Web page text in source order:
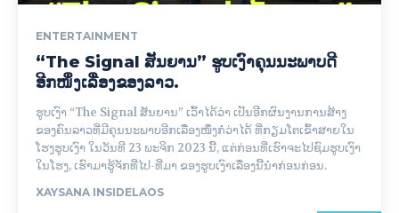
ENTERTAINMENT
“The Signal ສັນຍານ” ຮູບເງົາຄຸນນະພາບດີ
ອີກໜຶ່ງເລື່ອງຂອງລາວ.
ຮູບເງົາ “The Signal ສັນຍານ” ເວົ້າໄດ້ວ່າ ເປັນອີກຜົນງານການສ້າງ
ຂອງຄົນລາວທີ່ມີຄຸນນະພາບອີກເລື່ອງໜຶ່ງກໍວ່າໄດ້ ທີ່ກຽມໂຕເຂົ້າສາຍໃນ
ໂຮງຮູບເງົາ ໃນວັນທີ 23 ພະຈິກ 2023 ນີ້, ແຕ່ກ່ອນທີ່ເຮົາຈະໄປຊົມຮູບເງົາ
ໃນໂຮງ, ເຮົາມາຮູ້ຈັກທີ່ໄປ-ທີ່ມາ ຂອງຮູບເງົາເລື່ອງນີ້ນຳກ່ອນກ່ອນ.
XAYSANA INSIDELAOS